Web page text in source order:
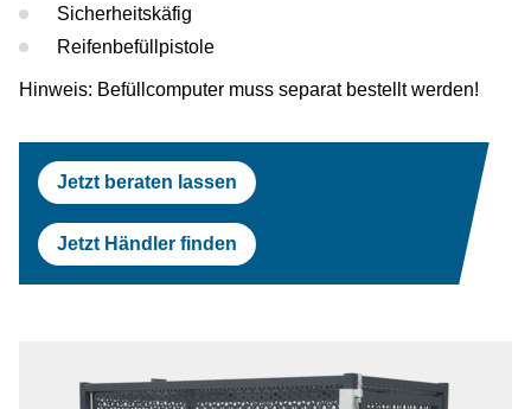
Sicherheitskäfig
Reifenbefüllpistole
Hinweis: Befüllcomputer muss separat bestellt werden!
Jetzt beraten lassen
Jetzt Händler finden